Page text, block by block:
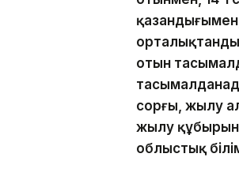
отын
сорғы, жылу
жылу құбырын
облыстық